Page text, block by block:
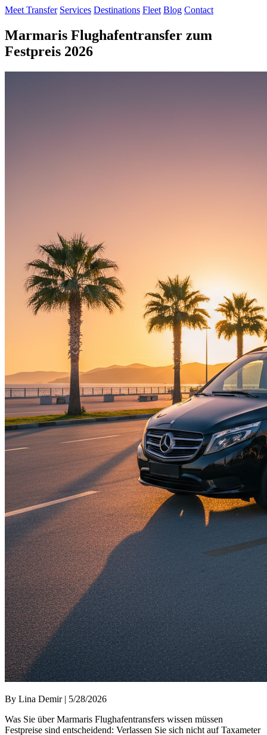
Meet Transfer Services Destinations Fleet Blog Contact
Marmaris Flughafentransfer zum
Festpreis 2026
By Lina Demir | 5/28/2026
Was Sie über Marmaris Flughafentransfers wissen müssen
Festpreise sind entscheidend: Verlassen Sie sich nicht auf Taxameter